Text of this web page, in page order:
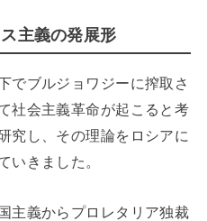
主義の発展形
でブルジョワジーに搾取さ
社会主義革命が起こると考
究し、その理論をロシアに
いきました。
主義からプロレタリア独裁